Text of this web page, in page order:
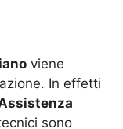
viene
In effetti
sono